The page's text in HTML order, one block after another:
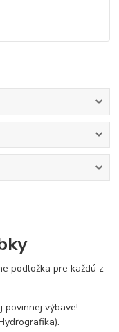
podložka pre každú z
povinnej výbave!